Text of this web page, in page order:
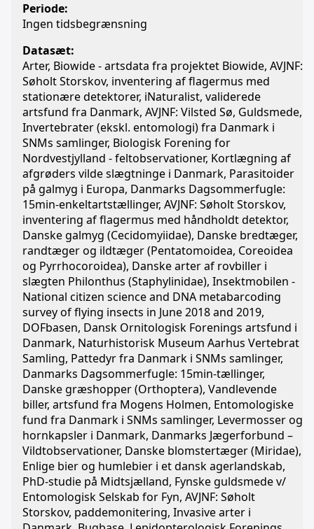
Periode:
Ingen tidsbegrænsning
Datasæt:
Arter, Biowide - artsdata fra projektet Biowide, AVJNF:
Søholt Storskov, inventering af flagermus med
stationære detektorer, iNaturalist, validerede
artsfund fra Danmark, AVJNF: Vilsted Sø, Guldsmede,
Invertebrater (ekskl. entomologi) fra Danmark i
SNMs samlinger, Biologisk Forening for
Nordvestjylland - feltobservationer, Kortlægning af
afgrøders vilde slægtninge i Danmark, Parasitoider
på galmyg i Europa, Danmarks Dagsommerfugle:
15min-enkeltartstællinger, AVJNF: Søholt Storskov,
inventering af flagermus med håndholdt detektor,
Danske galmyg (Cecidomyiidae), Danske bredtæger,
randtæger og ildtæger (Pentatomoidea, Coreoidea
og Pyrrhocoroidea), Danske arter af rovbiller i
slægten Philonthus (Staphylinidae), Insektmobilen -
National citizen science and DNA metabarcoding
survey of flying insects in June 2018 and 2019,
DOFbasen, Dansk Ornitologisk Forenings artsfund i
Danmark, Naturhistorisk Museum Aarhus Vertebrat
Samling, Pattedyr fra Danmark i SNMs samlinger,
Danmarks Dagsommerfugle: 15min-tællinger,
Danske græshopper (Orthoptera), Vandlevende
biller, artsfund fra Mogens Holmen, Entomologiske
fund fra Danmark i SNMs samlinger, Levermosser og
hornkapsler i Danmark, Danmarks Jægerforbund –
Vildtobservationer, Danske blomstertæger (Miridae),
Enlige bier og humlebier i et dansk agerlandskab,
PhD-studie på Midtsjælland, Fynske guldsmede v/
Entomologisk Selskab for Fyn, AVJNF: Søholt
Storskov, paddemonitering, Invasive arter i